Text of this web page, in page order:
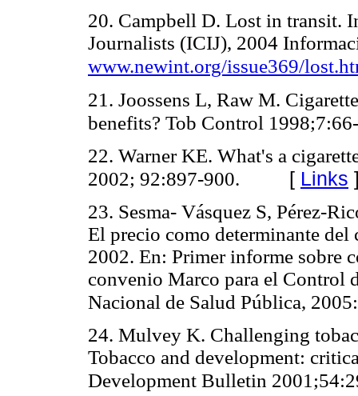
20. Campbell D. Lost in transit.
Journalists (ICIJ), 2004
www.newint.org/issue369/
21. Joossens L, Raw M.
benefits? Tob Control
22. Warner KE. What's a
2002; 92:897-900.
[ Links
23. Sesma- Vásquez S, Pérez-
El precio como determinante
2002. En: Primer informe sobre
convenio Marco para el Control
Nacional de Salud Pública,
24. Mulvey K. Challenging
Tobacco and development:
Development Bulletin